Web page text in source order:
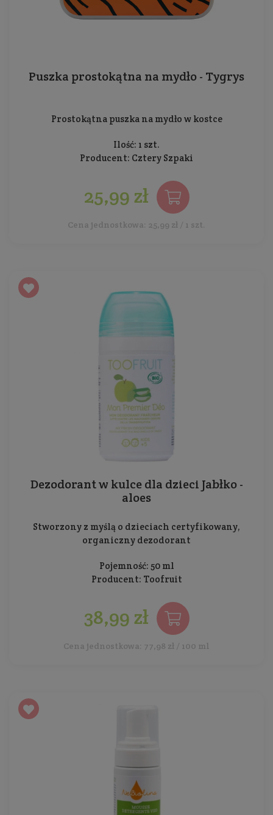
Puszka prostokątna na mydło - Tygrys
Prostokątna puszka na mydło w kostce
Ilość: 1 szt.
Producent: Cztery Szpaki
25,99 zł
Cena jednostkowa: 25,99 zł / 1 szt.
Dezodorant w kulce dla dzieci Jabłko -
aloes
Stworzony z myślą o dzieciach certyfikowany,
organiczny dezodorant
Pojemność: 50 ml
Producent: Toofruit
38,99 zł
Cena jednostkowa: 77,98 zł / 100 ml